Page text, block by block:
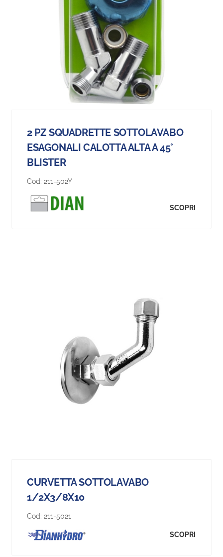
2 PZ SQUADRETTE SOTTOLAVABO
ESAGONALI CALOTTA ALTA A 45°
BLISTER
Cod: 211-502Y
SCOPRI
CURVETTA SOTTOLAVABO
1/2X3/8X10
Cod: 211-5021
SCOPRI